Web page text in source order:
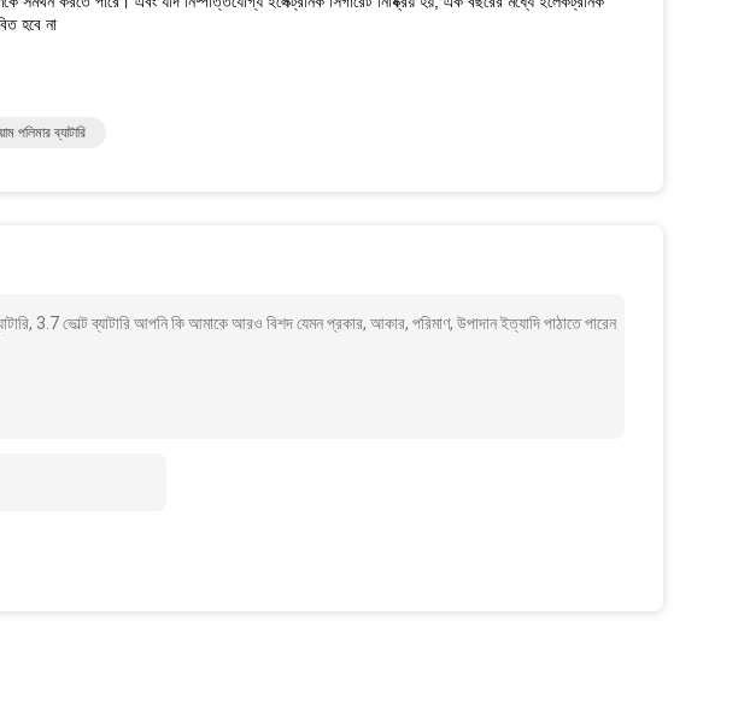
হবে না
পলিমার ব্যাটারি
3.7 ভোল্ট ব্যাটারি আপনি কি আমাকে আরও বিশদ যেমন প্রকার, আকার, পরিমাণ, উপাদান ইত্যাদি পাঠাতে পারেন